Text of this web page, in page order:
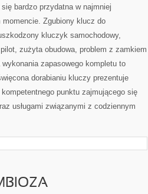
bardzo przydatna w najmniej
momencie. Zgubiony klucz do
kluczyk samochodowy,
pilot, zużyta obudowa, problem z zamkiem
wykonania zapasowego kompletu to
dorabianiu kluczy prezentuje
punktu zajmującego się
usługami związanymi z codziennym